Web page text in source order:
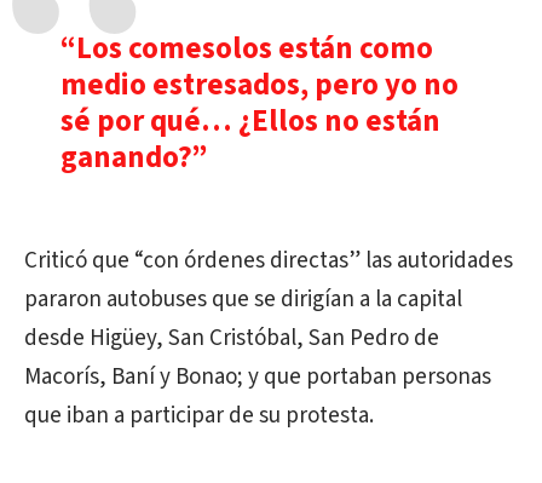
“Los comesolos están como
medio estresados, pero yo no
sé por qué… ¿Ellos no están
ganando?”
Criticó que “con órdenes directas” las autoridades
pararon autobuses que se dirigían a la capital
desde Higüey, San Cristóbal, San Pedro de
Macorís, Baní y Bonao; y que portaban personas
que iban a participar de su protesta.